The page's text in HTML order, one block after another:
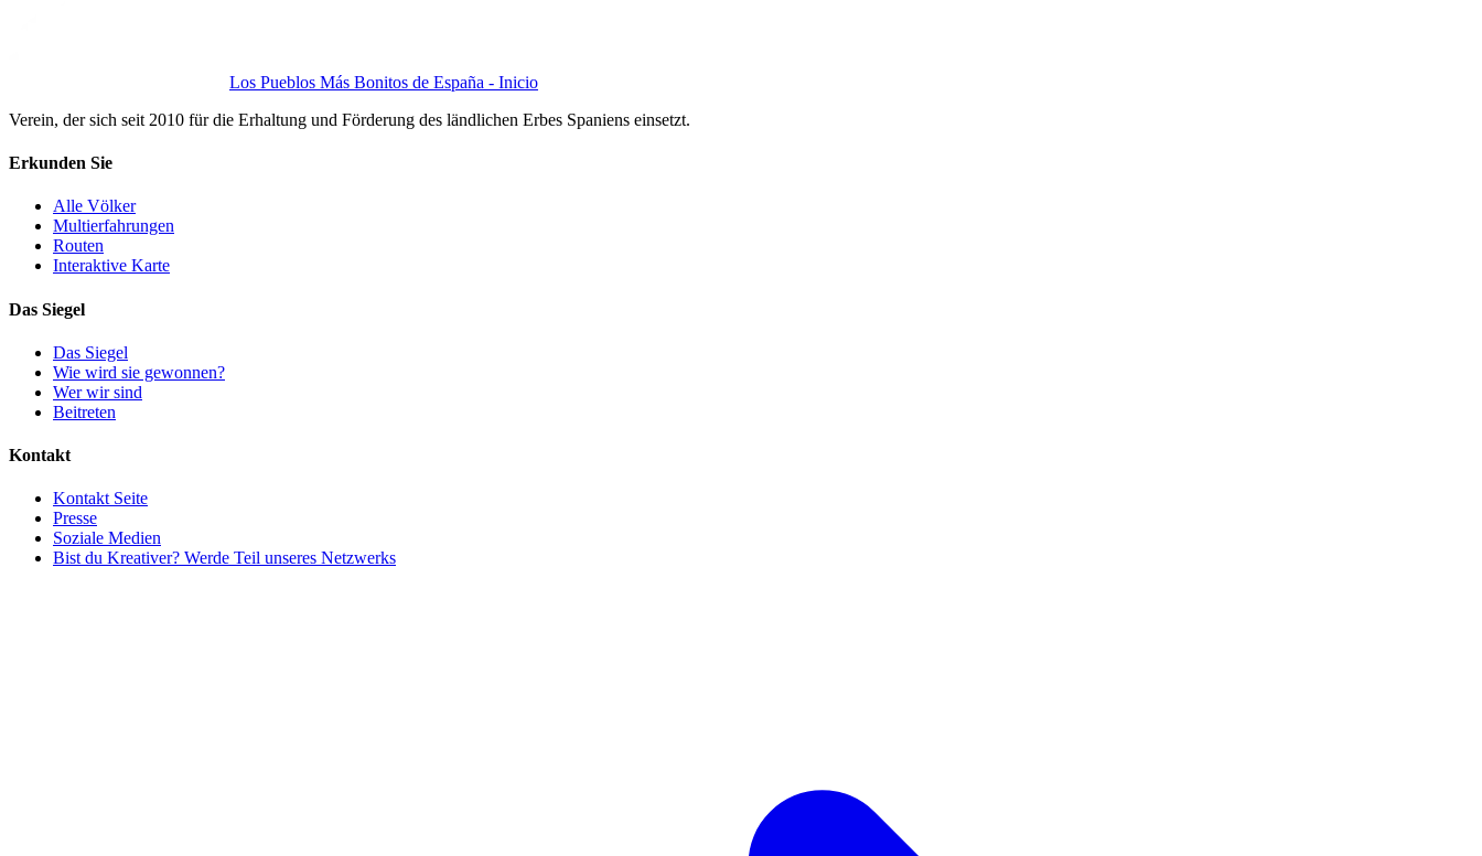
Los Pueblos Más Bonitos de España - Inicio
Verein, der sich seit 2010 für die Erhaltung und Förderung des ländlichen Erbes Spaniens einsetzt.
Erkunden Sie
Alle Völker
Multierfahrungen
Routen
Interaktive Karte
Das Siegel
Das Siegel
Wie wird sie gewonnen?
Wer wir sind
Beitreten
Kontakt
Kontakt Seite
Presse
Soziale Medien
Bist du Kreativer? Werde Teil unseres Netzwerks